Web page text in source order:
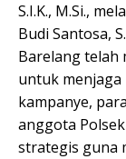
S.I.K., M.Si.,
Budi Santosa,
Barelang telah
untuk menjaga
kampanye,
anggota
strategis guna